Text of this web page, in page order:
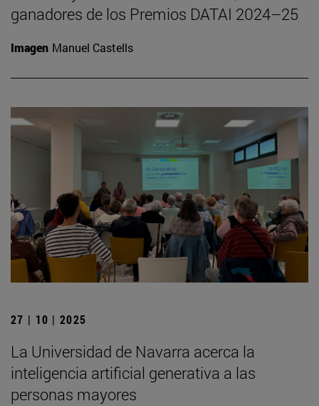
ganadores de los Premios DATAI 2024–25
Imagen Manuel Castells
27 | 10 | 2025
La Universidad de Navarra acerca la
inteligencia artificial generativa a las
personas mayores